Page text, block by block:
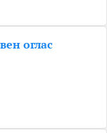
оглас